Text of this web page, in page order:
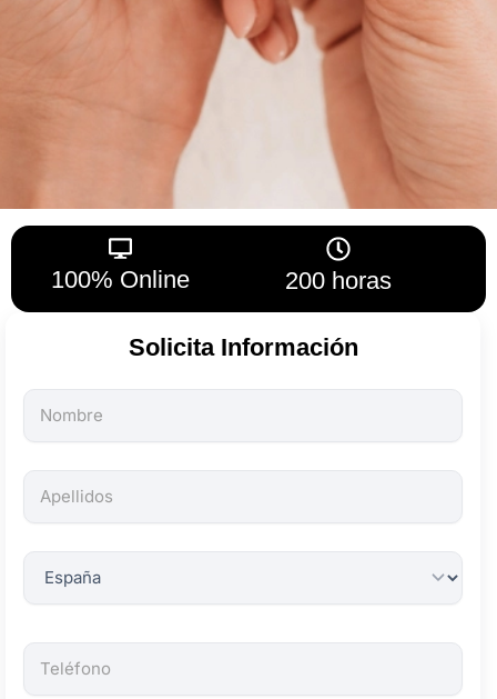
100% Online 200 horas
Solicita Información
Todos
los
son
obligatorios.